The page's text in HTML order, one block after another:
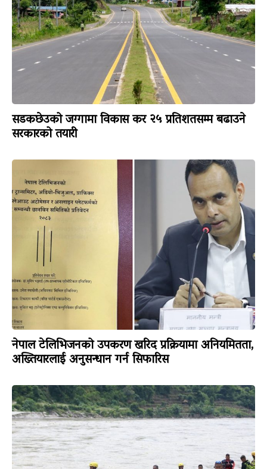
सडकछेउको जग्गामा विकास कर २५ प्रतिशतसम्म बढाउने
सरकारको तयारी
नेपाल टेलिभिजनको उपकरण खरिद प्रक्रियामा अनियमितता,
अख्तियारलाई अनुसन्धान गर्न सिफारिस